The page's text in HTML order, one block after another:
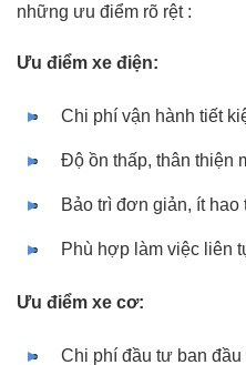
những ưu điểm rõ rệt :
Ưu điểm xe điện:
Chi phí vận hành tiết
Độ ồn thấp, thân thiện
Bảo trì đơn giản, ít hao
Phù hợp làm việc liên
Ưu điểm xe cơ:
Chi phí đầu tư ban